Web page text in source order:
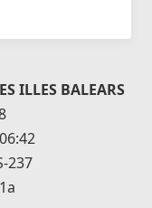
ILLES BALEARS
237